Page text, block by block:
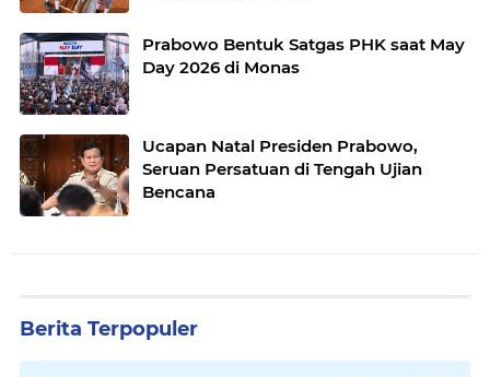
Prabowo Bentuk Satgas PHK saat May
Day 2026 di Monas
Ucapan Natal Presiden Prabowo,
Seruan Persatuan di Tengah Ujian
Bencana
Berita Terpopuler